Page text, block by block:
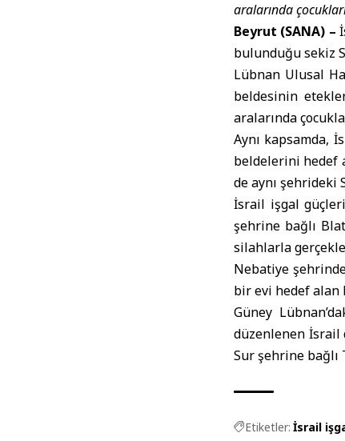
aralarında
Beyrut (SANA) –
bulunduğu sekiz
Lübnan Ulusal
beldesinin
aralarında
Aynı kapsamda,
beldelerini hedef
de aynı şehrideki
İsrail işgal
şehrine bağlı
silahlarla
Nebatiye
bir evi hedef alan
Güney
düzenlenen İsrail
Sur şehrine bağlı
Etiketler: İsrail